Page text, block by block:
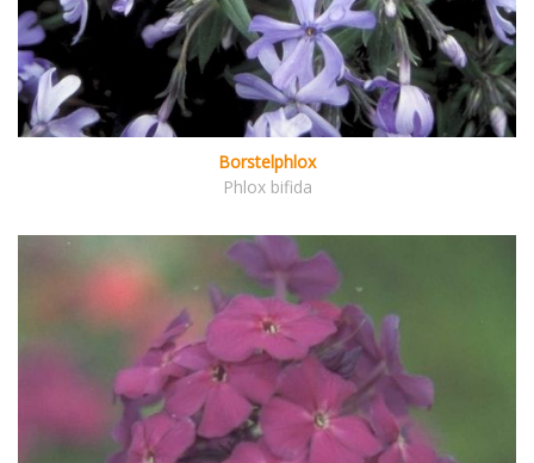
Borstelphlox
Phlox bifida